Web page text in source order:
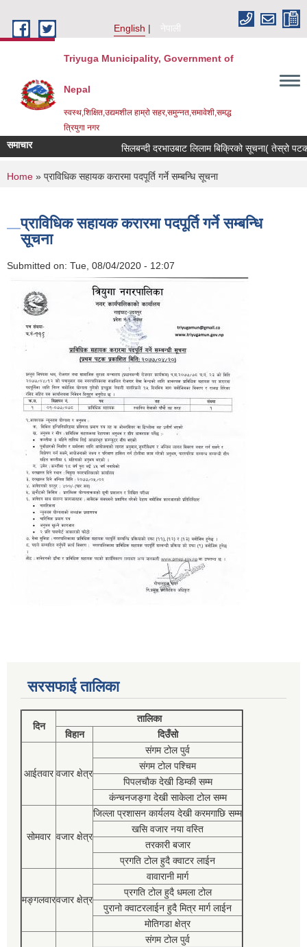
English
नेपाली
Triyuga Municipality, Government of
Nepal
स्वस्थ,शिक्षित,उद्यमशील हाम्रो सहर,समुन्नत,समावेशी,समद्ध
त्रियुगा नगर
समाचार सिलबन्दी दरभाउबाट लिलाम बिक्रिको सूचना( तेस्रो
You are here
Home » प्राविधिक सहायक करारमा पदपूर्ति गर्ने सम्बन्धि सूचना
प्राविधिक सहायक करारमा पदपूर्ति गर्ने सम्बन्धि
सूचना
Submitted on: Tue, 08/04/2020 - 12:07
सरसफाई तालिका
दिन
तालिका
विहान
दिउँसो
आईतवार वजार क्षेत्र
संगम टोल पुर्व
संगम टोल पश्चिम
पिपलचौक देखी डिम्की सम्म
कंन्चनजङ्गा देखी साकेला टोल सम्म
सोमवार वजार क्षेत्र
जिल्ला प्रशासन कार्यलय देखी करमगाछि सम्म
खसि वजार नया वस्ति
तरकारी बजार
प्रगति टोल हुदै क्वाटर लाईन
मङ्गलवारवजार क्षेत्र
वावारानी मार्ग
प्रगति टोल हुदै धमला टोल
पुरानो क्वाटरलाईन हुदै मित्र मार्ग लाईन
मोतिगडा क्षेत्र
संगम टोल पुर्व